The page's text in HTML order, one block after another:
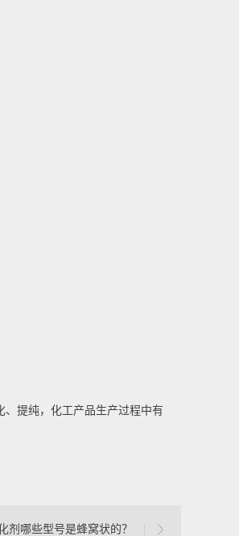
、提纯，化工产品生产过程中有
剂哪些型号是蜂窝状的？